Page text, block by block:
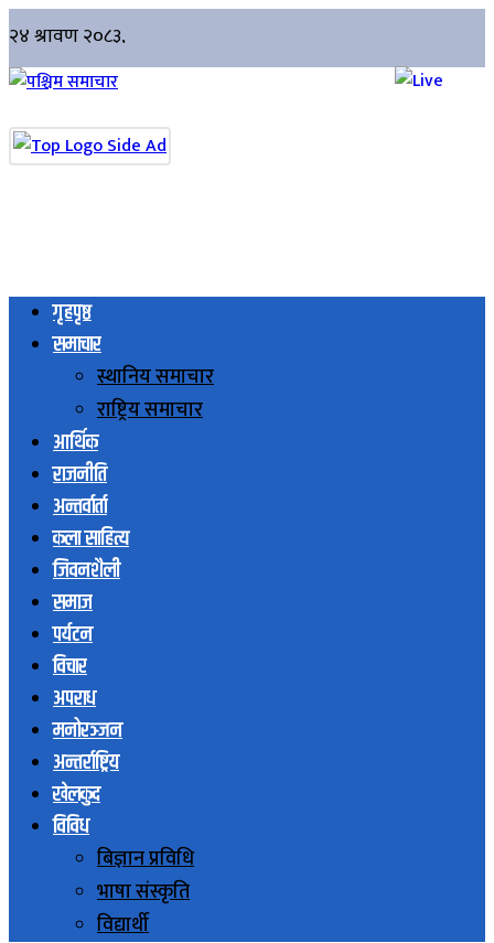
गृहपृष्ठ
समाचार
स्थानिय समाचार
राष्ट्रिय समाचार
आर्थिक
राजनीति
अन्तर्वार्ता
कला साहित्य
जिवनशैली
समाज
पर्यटन
विचार
अपराध
मनोरञ्जन
अन्तर्राष्ट्रिय
खेलकुद
विविध
बिज्ञान प्रविधि
भाषा संस्कृति
विद्यार्थी